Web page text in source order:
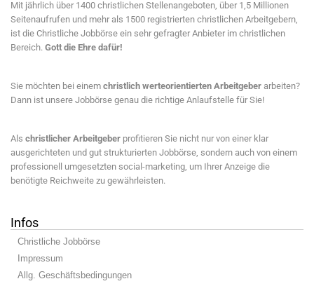
Mit jährlich über 1400 christlichen Stellenangeboten, über 1,5 Millionen
Seitenaufrufen und mehr als 1500 registrierten christlichen Arbeitgebern,
ist die Christliche Jobbörse ein sehr gefragter Anbieter im christlichen
Bereich. Gott die Ehre dafür!
Sie möchten bei einem christlich werteorientierten Arbeitgeber arbeiten?
Dann ist unsere Jobbörse genau die richtige Anlaufstelle für Sie!
Als christlicher Arbeitgeber profitieren Sie nicht nur von einer klar
ausgerichteten und gut strukturierten Jobbörse, sondern auch von einem
professionell umgesetzten social-marketing, um Ihrer Anzeige die
benötigte Reichweite zu gewährleisten.
Infos
Christliche Jobbörse
Impressum
Allg. Geschäftsbedingungen